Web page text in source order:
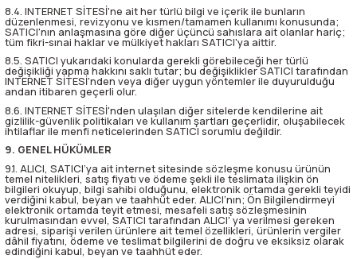
8.4. INTERNET SİTESİ'ne ait her türlü bilgi ve içerik ile bunların
düzenlenmesi, revizyonu ve kısmen/tamamen kullanımı konusunda;
SATICI'nın anlaşmasına göre diğer üçüncü sahıslara ait olanlar hariç;
tüm fikri-sınai haklar ve mülkiyet hakları SATICI'ya aittir.
8.5. SATICI yukarıdaki konularda gerekli görebileceği her türlü
değişikliği yapma hakkını saklı tutar; bu değişiklikler SATICI tarafından
INTERNET SİTESİ'nden veya diğer uygun yöntemler ile duyurulduğu
andan itibaren geçerli olur.
8.6. INTERNET SİTESİ'nden ulaşılan diğer sitelerde kendilerine ait
gizlilik-güvenlik politikaları ve kullanım şartları geçerlidir, oluşabilecek
ihtilaflar ile menfi neticelerinden SATICI sorumlu değildir.
9. GENEL HÜKÜMLER
9.1. ALICI, SATICI’ya ait internet sitesinde sözleşme konusu ürünün
temel nitelikleri, satış fiyatı ve ödeme şekli ile teslimata ilişkin ön
bilgileri okuyup, bilgi sahibi olduğunu, elektronik ortamda gerekli teyidi
verdiğini kabul, beyan ve taahhüt eder. ALICI’nın; Ön Bilgilendirmeyi
elektronik ortamda teyit etmesi, mesafeli satış sözleşmesinin
kurulmasından evvel, SATICI tarafından ALICI' ya verilmesi gereken
adresi, siparişi verilen ürünlere ait temel özellikleri, ürünlerin vergiler
dâhil fiyatını, ödeme ve teslimat bilgilerini de doğru ve eksiksiz olarak
edindiğini kabul, beyan ve taahhüt eder.